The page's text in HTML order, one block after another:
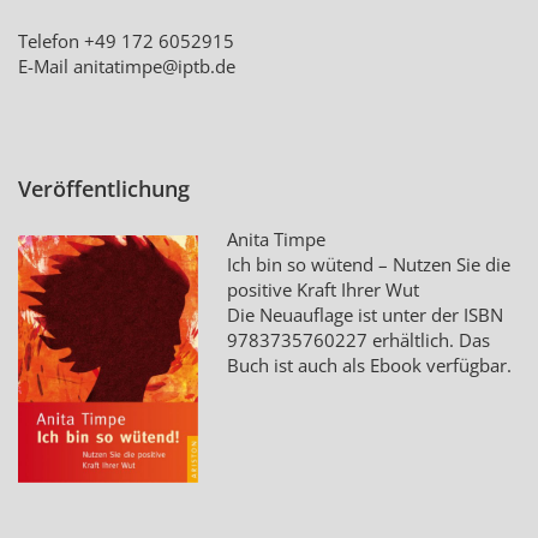
Telefon +49 172 6052915
E-Mail anitatimpe@iptb.de
Veröffentlichung
Anita Timpe
Ich bin so wütend – Nutzen Sie die
positive Kraft Ihrer Wut
Die Neuauflage ist unter der ISBN
9783735760227 erhältlich. Das
Buch ist auch als Ebook verfügbar.